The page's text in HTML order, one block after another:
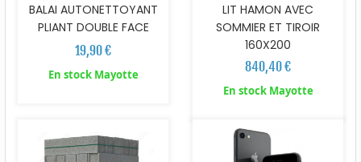
BALAI AUTONETTOYANT
PLIANT DOUBLE FACE
19,90 €
En stock Mayotte
LIT HAMON AVEC
SOMMIER ET TIROIR
160X200
840,40 €
En stock Mayotte